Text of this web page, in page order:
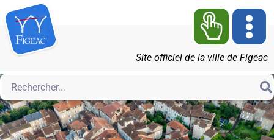
Site officiel de la ville de Figeac